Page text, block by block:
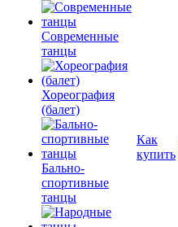
Современные
танцы
Хореография
(балет)
Бально-
спортивные
танцы
Как
купить